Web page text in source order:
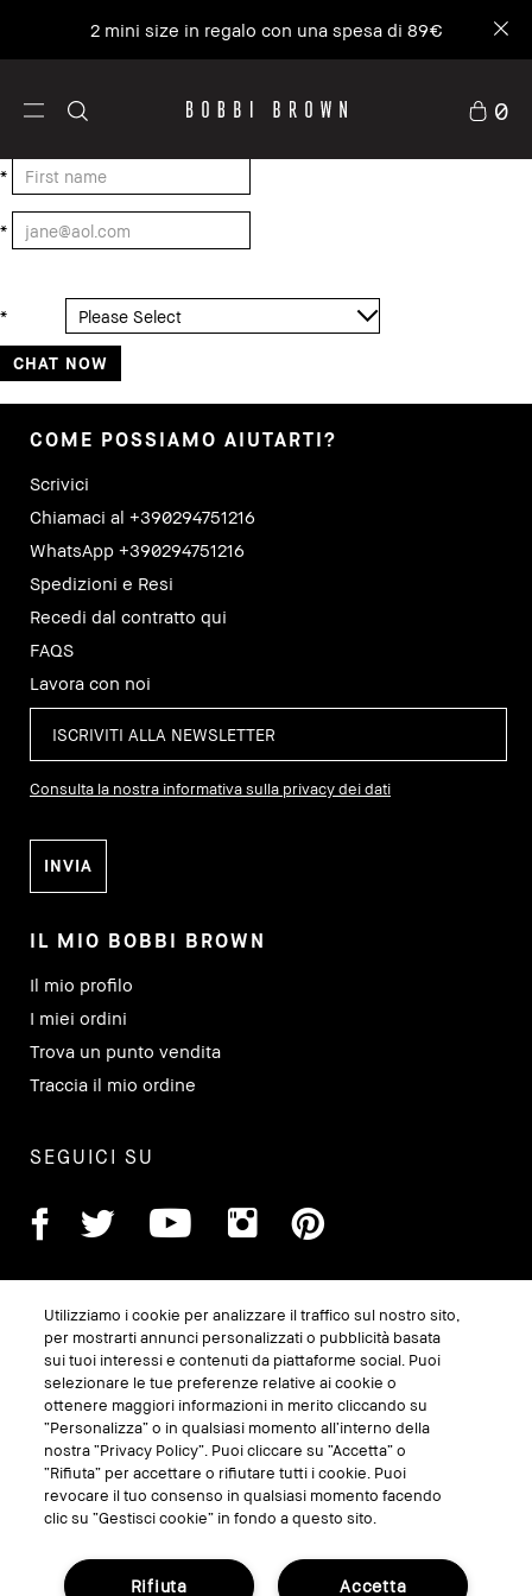
2 mini size in regalo con una spesa di 89€
0
*
*
*
COME POSSIAMO AIUTARTI?
Scrivici
Chiamaci al +390294751216
WhatsApp +390294751216
Spedizioni e Resi
Recedi dal contratto qui
FAQS
Lavora con noi
Consulta la nostra informativa sulla privacy dei dati
IL MIO BOBBI BROWN
Il mio profilo
I miei ordini
Trova un punto vendita
Traccia il mio ordine
SEGUICI SU
GESTISCI I COOKIE DEL SITO
TERMINI E CONDIZIONI
INFORMATIVA SULLA PRIVACY
Utilizziamo i cookie per analizzare il traffico sul nostro sito,
per mostrarti annunci personalizzati o pubblicità basata
sui tuoi interessi e contenuti da piattaforme social. Puoi
selezionare le tue preferenze relative ai cookie o
ottenere maggiori informazioni in merito cliccando su
“Personalizza” o in qualsiasi momento all’interno della
nostra “Privacy Policy”. Puoi cliccare su “Accetta” o
“Rifiuta” per accettare o rifiutare tutti i cookie. Puoi
revocare il tuo consenso in qualsiasi momento facendo
clic su “Gestisci cookie” in fondo a questo sito.
Accetta
Rifiuta